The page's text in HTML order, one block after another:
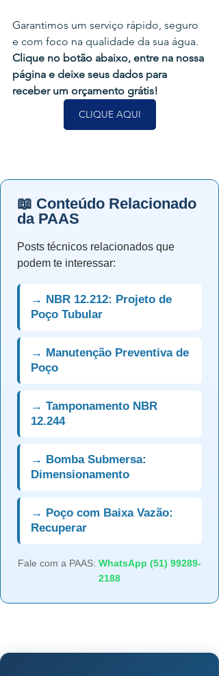
Garantimos um serviço rápido, seguro
e com foco na qualidade da sua água.
Clique no botão abaixo, entre na nossa
página e deixe seus dados para
receber um orçamento grátis!
CLIQUE AQUI
📖 Conteúdo Relacionado
da PAAS
Posts técnicos relacionados que
podem te interessar:
→ NBR 12.212: Projeto de
Poço Tubular
→ Manutenção Preventiva de
Poço
→ Tamponamento NBR
12.244
→ Bomba Submersa:
Dimensionamento
→ Poço com Baixa Vazão:
Recuperar
Fale com a PAAS: WhatsApp (51) 99289-
2188